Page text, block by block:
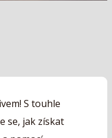
S touhle
se, jak získat